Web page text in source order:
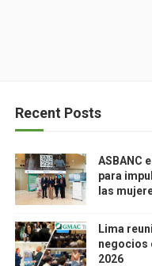
Recent Posts
ASBANC
para
las
Lima
negocios
2026